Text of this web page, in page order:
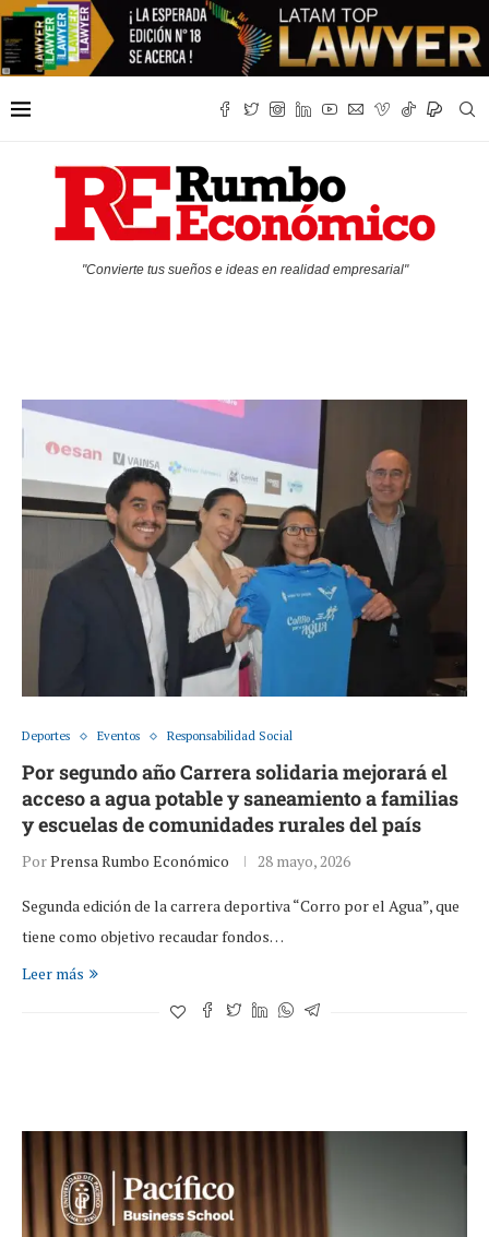
"Convierte tus sueños e ideas en realidad empresarial"
Deportes Eventos Responsabilidad Social
Por segundo año Carrera solidaria mejorará el
acceso a agua potable y saneamiento a familias
y escuelas de comunidades rurales del país
PorPrensa Rumbo Económico 28 mayo, 2026
Segunda edición de la carrera deportiva “Corro por el Agua”, que
tiene como objetivo recaudar fondos…
Leer más